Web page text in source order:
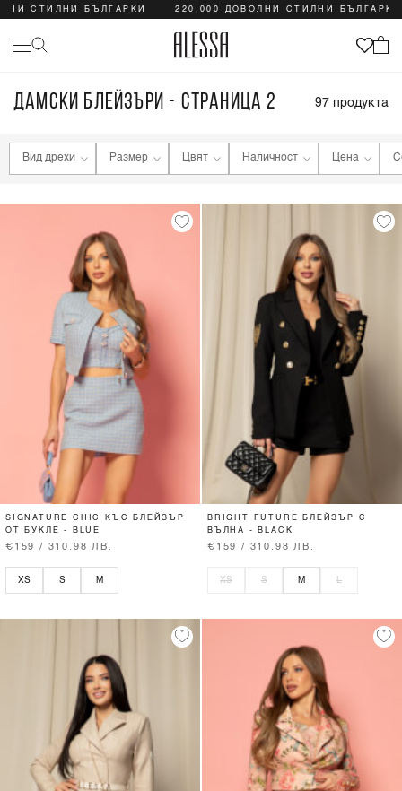
БЪЛГАРКИ 220,000 ДОВОЛНИ СТИЛНИ БЪЛГАРКИ
ДАМСКИ БЛЕЙЗЪРИ - СТРАНИЦА 2 97продукта
Вид дрехи Размер Цвят Наличност Цена
SIGNATURE CHIC КЪС БЛЕЙЗЪР
ОТ БУКЛЕ - BLUE
€159 / 310.98 ЛВ.
XS S M
BRIGHT FUTURE БЛЕЙЗЪР С
ВЪЛНА - BLACK
€159 / 310.98 ЛВ.
XS S M L